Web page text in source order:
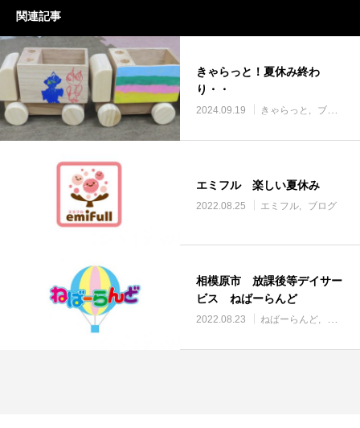
関連記事
きゃらっと！夏休み終わ
り・・
2024.09.19 きゃらっと ブログ
エミフル 楽しい夏休み
2022.08.25 エミフル ブログ
相模原市 放課後等デイサー
ビス ねばーらんど
2022.08.23 ねばーらんど